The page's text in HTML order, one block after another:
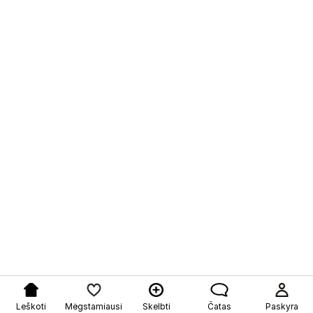
Leškoti Mėgstamiausi Skelbti Čatas Paskyra